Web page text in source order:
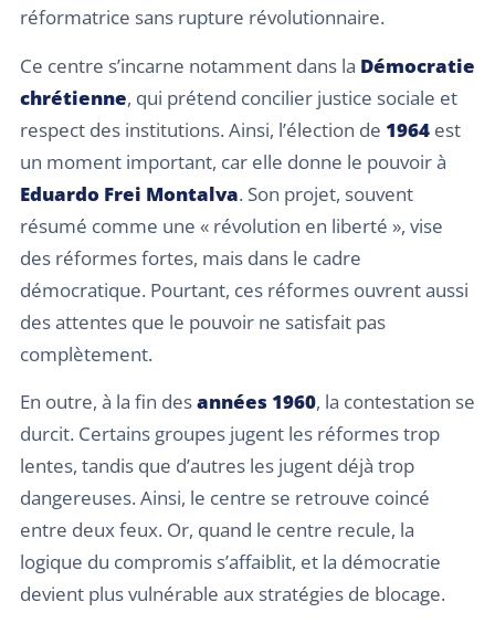
réformatrice sans rupture révolutionnaire.
Ce centre s’incarne notamment dans la Démocratie
chrétienne, qui prétend concilier justice sociale et
respect des institutions. Ainsi, l’élection de 1964 est
un moment important, car elle donne le pouvoir à
Eduardo Frei Montalva. Son projet, souvent
résumé comme une « révolution en liberté », vise
des réformes fortes, mais dans le cadre
démocratique. Pourtant, ces réformes ouvrent aussi
des attentes que le pouvoir ne satisfait pas
complètement.
En outre, à la fin desannées 1960, la contestation se
durcit. Certains groupes jugent les réformes trop
lentes, tandis que d’autres les jugent déjà trop
dangereuses. Ainsi, le centre se retrouve coincé
entre deux feux. Or, quand le centre recule, la
logique du compromis s’affaiblit, et la démocratie
devient plus vulnérable aux stratégies de blocage.